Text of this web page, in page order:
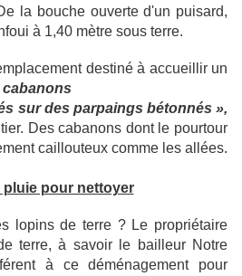
la bouche ouverte d'un puisard,
à 1,40 mètre sous terre.
destiné à accueillir un
cabanons
sur des parpaings bétonnés »,
Des cabanons dont le pourtour
caillouteux comme les allées.
pluie pour nettoyer
lopins de terre ? Le propriétaire
terre, à savoir le bailleur Notre
à ce déménagement pour